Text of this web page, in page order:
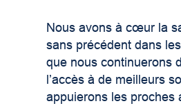
Nous avons à cœur la
sans précédent dans
que nous continuerons
l’accès à de meilleurs
appuierons les proches